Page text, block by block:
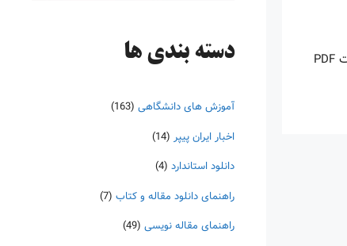
اینروزها خرید PDF کتاب‎های خارجی بسیار رواج یافته است. با آنکه نسخه‌های ترجمه شده بسیار زیادی از کتاب‌ها چه به صورت چاپی و چه به صورت PDF
دسته‌ بندی ها
آموزش های دانشگاهی (163)
اخبار ایران پیپر (14)
دانلود استاندارد (4)
راهنمای دانلود مقاله و کتاب (7)
راهنمای مقاله نویسی (49)